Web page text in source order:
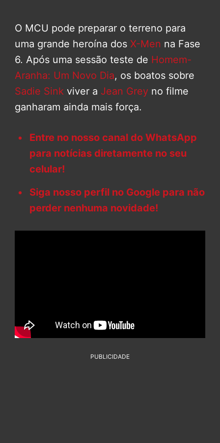
O MCU pode preparar o terreno para
uma grande heroína dos X-Men na Fase
6. Após uma sessão teste de Homem-
Aranha: Um Novo Dia, os boatos sobre
Sadie Sink viver a Jean Grey no filme
ganharam ainda mais força.
Entre no nosso canal do WhatsApp
para notícias diretamente no seu
celular!
Siga nosso perfil no Google para não
perder nenhuma novidade!
PUBLICIDADE